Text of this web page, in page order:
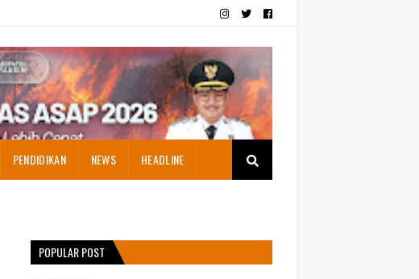
PENDIDIKAN NEWS HEADLINE
POPULAR POST